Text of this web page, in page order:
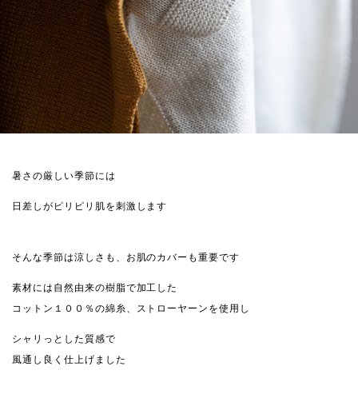
暑さの厳しい季節には
日差しがピリピリ肌を刺激します
そんな季節は涼しさも、お肌のカバーも重要です
素材には自然由来の樹脂で加工した
コットン１００％の綿糸、ストローヤーンを使用し
シャリっとした質感で
風通し良く仕上げました